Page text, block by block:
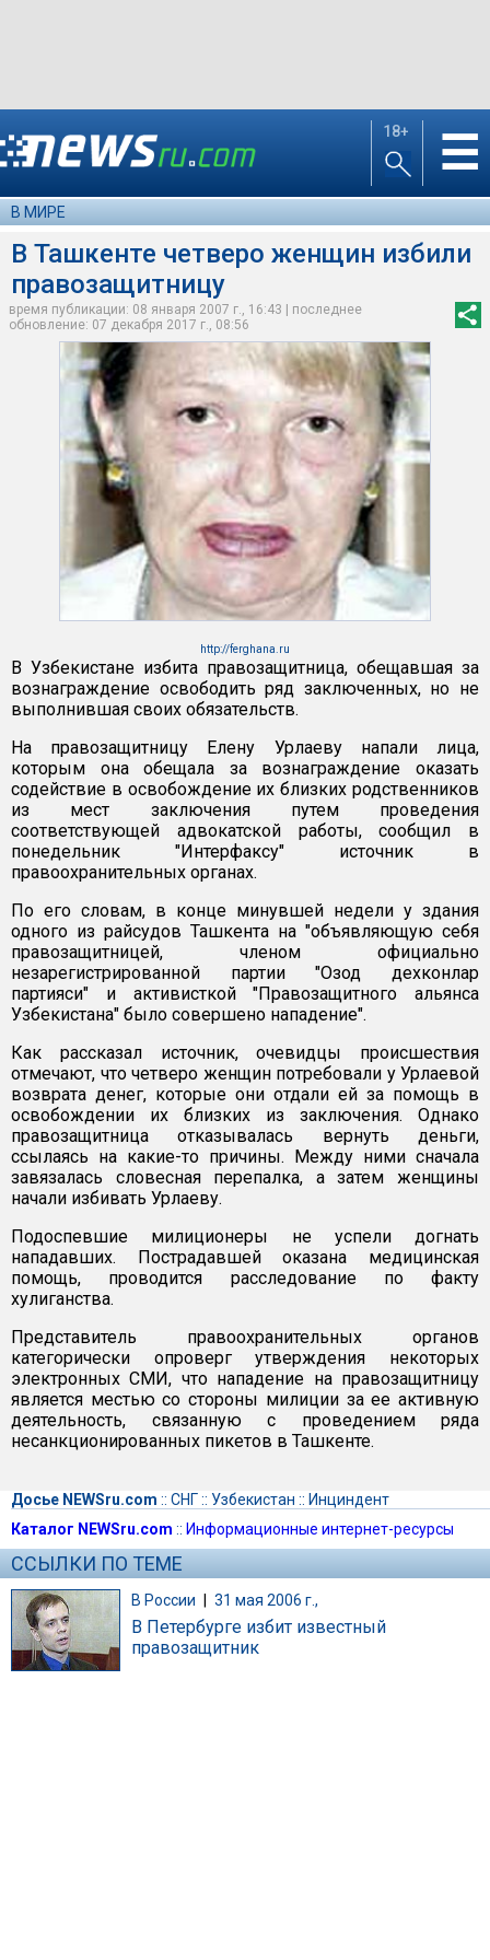
18+ ☰
В МИРЕ
В Ташкенте четверо женщин избили
правозащитницу
время публикации: 08 января 2007 г., 16:43 | последнее
обновление: 07 декабря 2017 г., 08:56
http://ferghana.ru
В Узбекистане избита правозащитница, обещавшая за
вознаграждение освободить ряд заключенных, но не
выполнившая своих обязательств.
На правозащитницу Елену Урлаеву напали лица,
которым она обещала за вознаграждение оказать
содействие в освобождение их близких родственников
из мест заключения путем проведения
соответствующей адвокатской работы, сообщил в
понедельник "Интерфаксу" источник в
правоохранительных органах.
По его словам, в конце минувшей недели у здания
одного из райсудов Ташкента на "объявляющую себя
правозащитницей, членом официально
незарегистрированной партии "Озод дехконлар
партияси" и активисткой "Правозащитного альянса
Узбекистана" было совершено нападение".
Как рассказал источник, очевидцы происшествия
отмечают, что четверо женщин потребовали у Урлаевой
возврата денег, которые они отдали ей за помощь в
освобождении их близких из заключения. Однако
правозащитница отказывалась вернуть деньги,
ссылаясь на какие-то причины. Между ними сначала
завязалась словесная перепалка, а затем женщины
начали избивать Урлаеву.
Подоспевшие милиционеры не успели догнать
нападавших. Пострадавшей оказана медицинская
помощь, проводится расследование по факту
хулиганства.
Представитель правоохранительных органов
категорически опроверг утверждения некоторых
электронных СМИ, что нападение на правозащитницу
является местью со стороны милиции за ее активную
деятельность, связанную с проведением ряда
несанкционированных пикетов в Ташкенте.
Досье NEWSru.com :: СНГ:: Узбекистан :: Инциндент
Каталог NEWSru.com :: Информационные интернет-ресурсы
ССЫЛКИ ПО ТЕМЕ
В России | 31 мая 2006 г.,
В Петербурге избит известный
правозащитник